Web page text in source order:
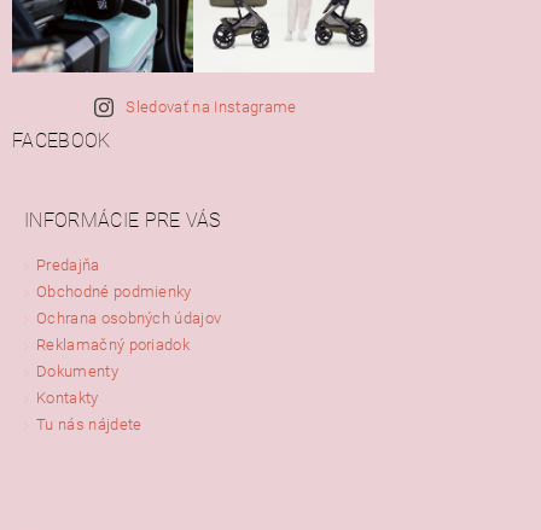
Sledovať na Instagrame
FACEBOOK
INFORMÁCIE PRE VÁS
Predajňa
Obchodné podmienky
Ochrana osobných údajov
Reklamačný poriadok
Dokumenty
Kontakty
Tu nás nájdete